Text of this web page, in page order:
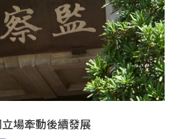
場牽動後續發展